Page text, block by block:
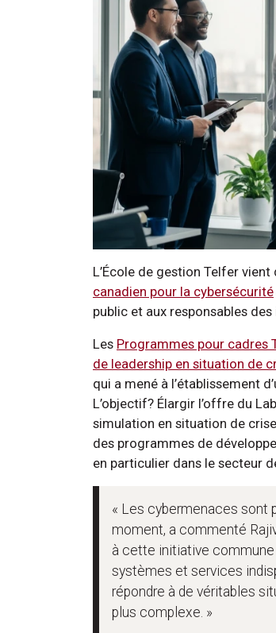
L’École de gestion Telfer
canadien pour la cybersécurité
public et aux responsables
Les Programmes pour cadres
de leadership en situation de
qui a mené à l’établissement
L’objectif? Élargir l’offre du
simulation en situation de
des programmes de
en particulier dans le secteur
« Les cybermenaces sont
moment, a commenté
à cette initiative commune
systèmes et services
répondre à de véritables
plus complexe. »